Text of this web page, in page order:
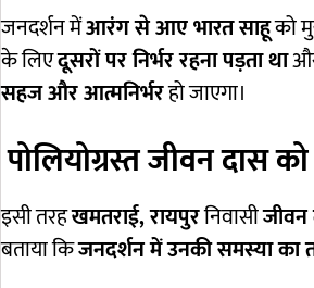
जनदर्शन मेंआरंग से आए भारत साहूको
के लिएदूसरों पर निर्भर रहना पड़ता था
सहज और आत्मनिर्भरहो जाएगा।
पोलियोग्रस्त जीवन दास
इसी तरहखमतराई, रायपुरनिवासीजीवन
बताया किजनदर्शन में उनकी समस्या